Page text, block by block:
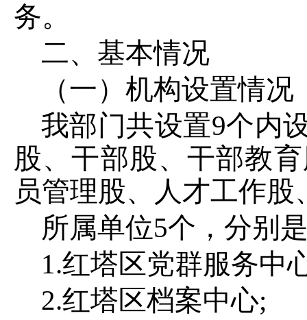
务。
二、基本情况
（一）机构设置情况
我部门共设置9个内
股、干部股、干部教
员管理股、人才工作
所属单位5个，分别
1.红塔区党群服务中
2.红塔区档案中心;